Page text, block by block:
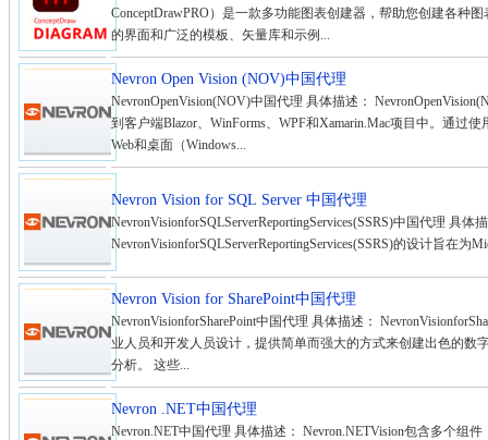
ConceptDrawPRO）是一款多功能图表创建器，帮助您创建各种
的界面和广泛的模板、矢量库和示例...
Nevron Open Vision (NOV)中国代理
NevronOpenVision(NOV)中国代理 具体描述：
到客户端Blazor、WinForms、WPF和Xamarin.Mac项目中。通过
Web和桌面（Windows...
Nevron Vision for SQL Server 中国代理
NevronVisionforSQLServerReportingServices(SSRS)中国代理 具体
NevronVisionforSQLServerReportingServices(SSRS)的设计旨在为
Nevron Vision for SharePoint中国代理
NevronVisionforSharePoint中国代理 具体描述：
业人员和开发人员设计，提供简单而强大的方式来创建出色的数
分析。 这些...
Nevron .NET中国代理
Nevron.NET中国代理 具体描述： Nevron.NETVision包含多个组